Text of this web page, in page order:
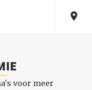
voor meer